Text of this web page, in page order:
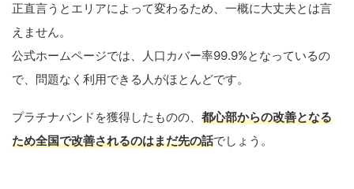
正直言うとエリアによって変わるため、一概に大丈夫とは言
えません。
公式ホームページでは、人口カバー率99.9%となっているの
で、問題なく利用できる人がほとんどです。
プラチナバンドを獲得したものの、 都心部からの改善となる
ため全国で改善されるのはまだ先の話でしょう。